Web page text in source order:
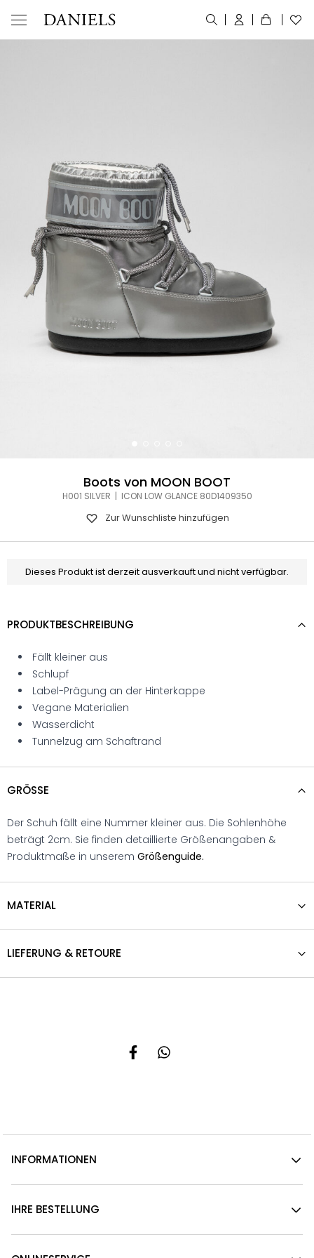
Boots von MOON BOOT
H001 SILVER | ICON LOW GLANCE 80D1409350
Zur Wunschliste hinzufügen
Dieses Produkt ist derzeit ausverkauft und nicht verfügbar.
PRODUKTBESCHREIBUNG
Fällt kleiner aus
Schlupf
Label-Prägung an der Hinterkappe
Vegane Materialien
Wasserdicht
Tunnelzug am Schaftrand
GRÖSSE
Der Schuh fällt eine Nummer kleiner aus. Die Sohlenhöhe
beträgt 2cm. Sie finden detaillierte Größenangaben &
Produktmaße in unserem Größenguide.
MATERIAL
LIEFERUNG & RETOURE
INFORMATIONEN
IHRE BESTELLUNG